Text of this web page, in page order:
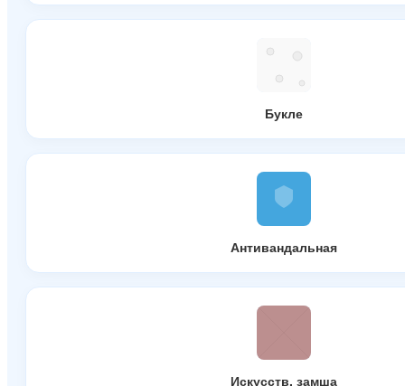
Букле
Антивандальная
Искусств. замша